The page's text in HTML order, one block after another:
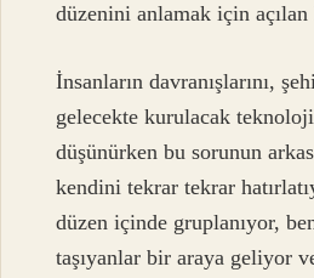
düzenini anlamak için
İnsanların davranışlarını,
gelecekte kurulacak
düşünürken bu sorunun
kendini tekrar tekrar
düzen içinde gruplanıyor,
taşıyanlar bir araya geliyor